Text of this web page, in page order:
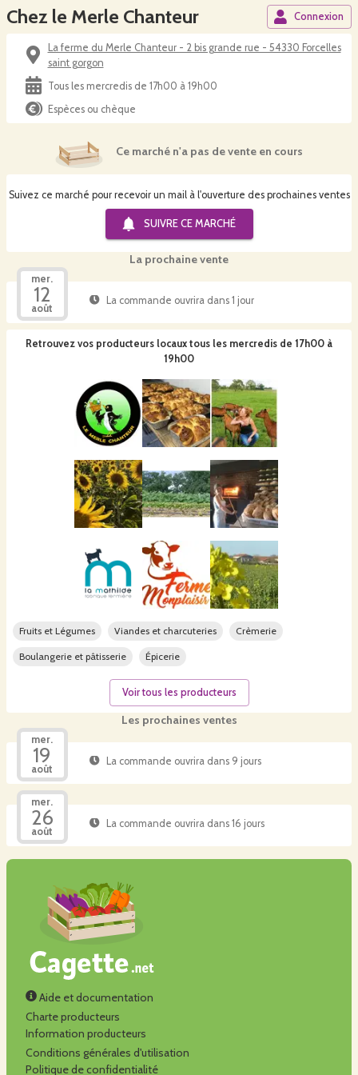
Chez le Merle Chanteur Connexion
La ferme du Merle Chanteur - 2 bis grande rue - 54330 Forcelles
saint gorgon
Tous les mercredis de 17h00 à 19h00
Espèces ou chèque
Suivez ce marché pour recevoir un mail à l'ouverture des prochaines ventes
SUIVRE CE MARCHÉ
Ce marché n'a pas de vente en cours
La prochaine vente
mer.
12
août
La commande ouvrira dans 1 jour
Les prochaines ventes
mer.
19
août
La commande ouvrira dans 9 jours
mer.
26
août
La commande ouvrira dans 16 jours
Retrouvez vos producteurs locaux tous les mercredis de 17h00 à
19h00
Fruits et Légumes Viandes et charcuteries Crèmerie
Boulangerie et pâtisserie Épicerie
Voir tous les producteurs
Aide et documentation
Charte producteurs
Information producteurs
Conditions générales d'utilisation
Politique de confidentialité